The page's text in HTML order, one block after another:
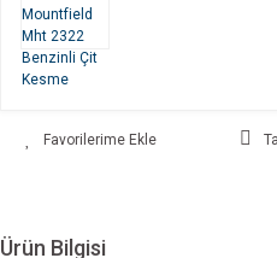
Ürün Bilgisi